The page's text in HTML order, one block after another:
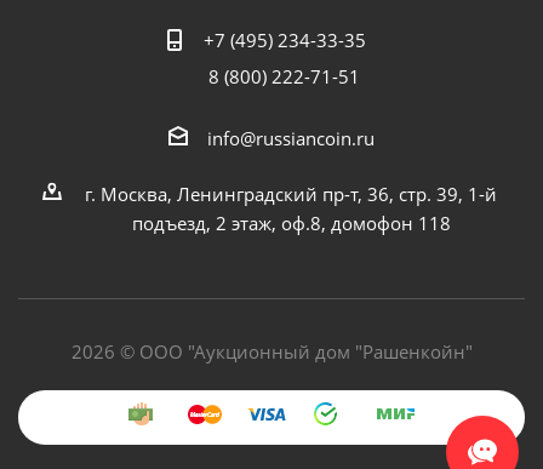
+7 (495) 234-33-35
8 (800) 222-71-51
info@russiancoin.ru
г. Москва, Ленинградский пр-т, 36, стр. 39, 1-й
подъезд, 2 этаж, оф.8, домофон 118
2026 © ООО "Аукционный дом "Рашенкойн"